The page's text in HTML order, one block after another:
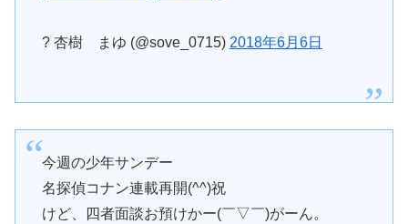
? 杏樹 まゆ (@sove_0715) 2018年6月6日
今週の少年サンデー
名探偵コナン連載再開(^^)祝
けど、四者面談お預けかー(￣▽￣)がーん。